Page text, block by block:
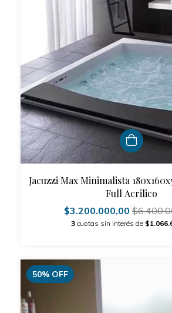
Jacuzzi Max Minimalista
Full Acrilico
$3.200.000,00
3 cuotas sin interés de
50% OFF